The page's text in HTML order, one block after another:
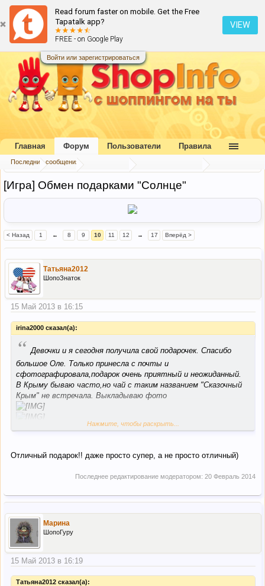
Read forum faster on mobile. Get the Free
Tapatalk app?
FREE - on Google Play
VIEW
Войти или зарегистрироваться
Главная Форум
[Игра] Обмен подарками "Солнце"
< Назад 1 ← 8 9 10 11 12 → 17 Вперёд >
Татьяна2012
ШопоЗнаток
15 Май 2013 в 16:15
irina2000 сказал(а):
“ Девочки и я сегодня получила свой подарочек. Спасибо
большое Оле. Только принесла с почты и
сфотографировала,подарок очень приятный и неожиданный.
В Крыму бываю часто,но чай с таким названием "Сказочный
Крым" не встречала. Выкладываю фото
Нажмите, чтобы раскрыть...
Отличный подарок!! даже просто супер, а не просто отличный)
Последнее редактирование модератором: 20 Февраль 2014
Марина
ШопоГуру
15 Май 2013 в 16:19
Татьяна2012 сказал(а):
Главная Форум
Последние сообщения
Пользователи Правила